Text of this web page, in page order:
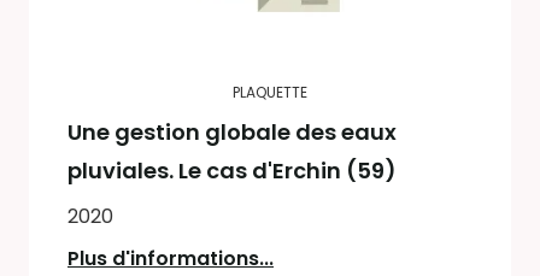
PLAQUETTE
Une gestion globale des eaux
pluviales. Le cas d'Erchin (59)
2020
Plus d'informations...